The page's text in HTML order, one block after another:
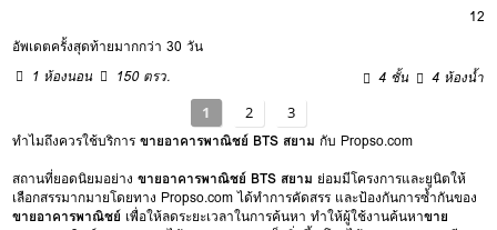
12
อัพเดตครั้งสุดท้ายมากกว่า 30 วัน
1 ห้องนอน
150 ตรว. 4 ชั้น 4 ห้องน้ำ
1 2 3
ทำไมถึงควรใช้บริการขายอาคารพาณิชย์ BTS สยาม กับ Propso.com
สถานที่ยอดนิยมอย่างขายอาคารพาณิชย์ BTS สยาม ย่อมมีโครงการและยูนิตให้
เลือกสรรมากมายโดยทาง Propso.com ได้ทำการคัดสรร และป้องกันการซ้ำกันของ
ขายอาคารพาณิชย์ เพื่อให้ลดระยะเวลาในการค้นหา ทำให้ผู้ใช้งานค้นหาขาย